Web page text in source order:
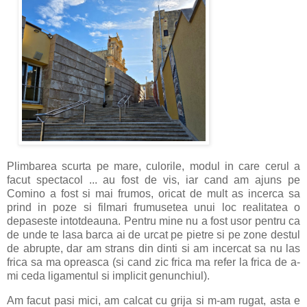
Plimbarea scurta pe mare, culorile, modul in care cerul a
facut spectacol ... au fost de vis, iar cand am ajuns pe
Comino a fost si mai frumos, oricat de mult as incerca sa
prind in poze si filmari frumusetea unui loc realitatea o
depaseste intotdeauna. Pentru mine nu a fost usor pentru ca
de unde te lasa barca ai de urcat pe pietre si pe zone destul
de abrupte, dar am strans din dinti si am incercat sa nu las
frica sa ma opreasca (si cand zic frica ma refer la frica de a-
mi ceda ligamentul si implicit genunchiul).
Am facut pasi mici, am calcat cu grija si m-am rugat, asta e